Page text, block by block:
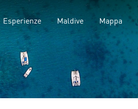
Esperienze Maldive Mappa